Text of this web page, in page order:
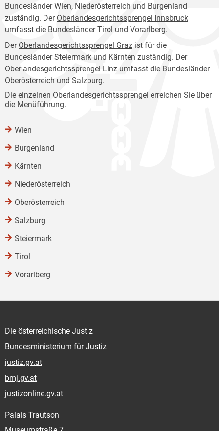
Bundesländer Wien, Niederösterreich und Burgenland
zuständig. Der Oberlandesgerichtssprengel Innsbruck
umfasst die Bundesländer Tirol und Vorarlberg.
Der Oberlandesgerichtssprengel Graz ist für die
Bundesländer Steiermark und Kärnten zuständig. Der
Oberlandesgerichtssprengel Linz umfasst die Bundesländer
Oberösterreich und Salzburg.
Die einzelnen Oberlandesgerichtssprengel erreichen Sie über
die Menüführung.
Wien
Burgenland
Kärnten
Niederösterreich
Oberösterreich
Salzburg
Steiermark
Tirol
Vorarlberg
Die österreichische Justiz
Bundesministerium für Justiz
justiz.gv.at
bmj.gv.at
justizonline.gv.at
Palais Trautson